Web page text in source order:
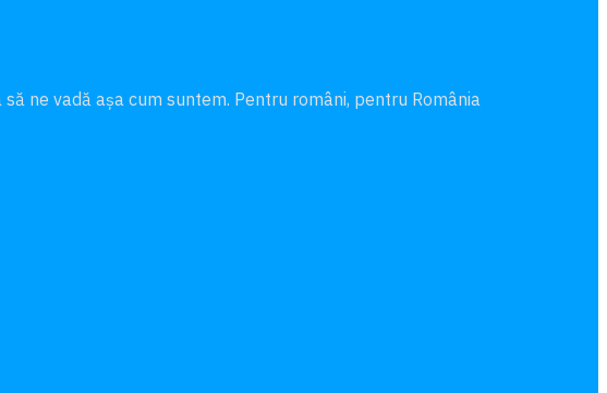
ne vadă aşa cum suntem. Pentru români, pentru România